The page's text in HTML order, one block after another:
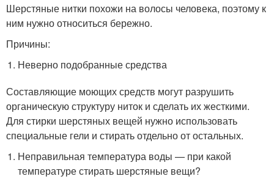
Шерстяные нитки похожи на волосы человека, поэтому к
ним нужно относиться бережно.
Причины:
Неверно подобранные средства
Составляющие моющих средств могут разрушить
органическую структуру ниток и сделать их жесткими.
Для стирки шерстяных вещей нужно использовать
специальные гели и стирать отдельно от остальных.
Неправильная температура воды — при какой
температуре стирать шерстяные вещи?